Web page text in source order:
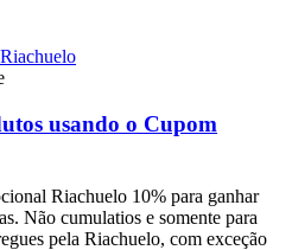
Riachuelo
usando o Cupom
Riachuelo 10% para ganhar
Não cumulatios e somente para
pela Riachuelo, com exceção